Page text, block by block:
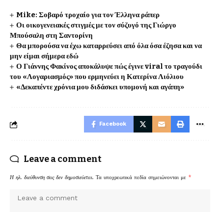
Mike: Σοβαρό τροχαίο για τον Έλληνα ράπερ
Οι οικογενειακές στιγμές με τον σύζυγό της Γιώργο
Μπούσαλη στη Σαντορίνη
Θα μπορούσα να έχω καταρρεύσει από όλα όσα έζησα και να
μην είμαι σήμερα εδώ
Ο Γιάννης Φακίνος αποκάλυψε πώς έγινε viral το τραγούδι
του «Λογαριασμός» που ερμηνεύει η Κατερίνα Λιόλιου
«Δεκαπέντε χρόνια μου διδάσκει υπομονή και αγάπη»
Facebook
Leave a comment
Η ηλ. διεύθυνση σας δεν δημοσιεύεται. Τα υποχρεωτικά πεδία σημειώνονται με *